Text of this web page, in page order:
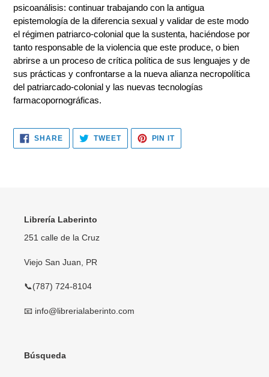
psicoanálisis: continuar trabajando con la antigua
epistemología de la diferencia sexual y validar de este modo
el régimen patriarco-colonial que la sustenta, haciéndose por
tanto responsable de la violencia que este produce, o bien
abrirse a un proceso de crítica política de sus lenguajes y de
sus prácticas y confrontarse a la nueva alianza necropolítica
del patriarcado-colonial y las nuevas tecnologías
farmacopornográficas.
SHARESHARE
ON
FACEBOOK
TWEETTWEET
TWITTER
PIN ITPIN
PINTEREST
Librería Laberinto
251 calle de la Cruz
Viejo San Juan, PR
📞(787) 724-8104
📧 info@librerialaberinto.com
Búsqueda